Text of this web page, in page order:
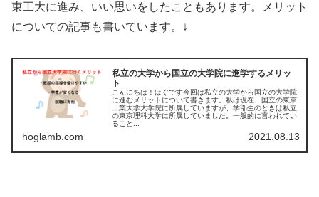
東工大に進み、いい思いをしたこともあります。メリット
についての記事も書いています。↓
私立の大学から国立の大学院に進学するメリッ
ト
こんにちは！ほぐです今回は私立の大学から国立の大学院
に進むメリットについて書きます。私は現在、国立の東京
工業大学大学院に所属していますが、学部生のときは私立
の東京理科大学に所属していました。一般的に言われてい
ること...
hoglamb.com 2021.08.13